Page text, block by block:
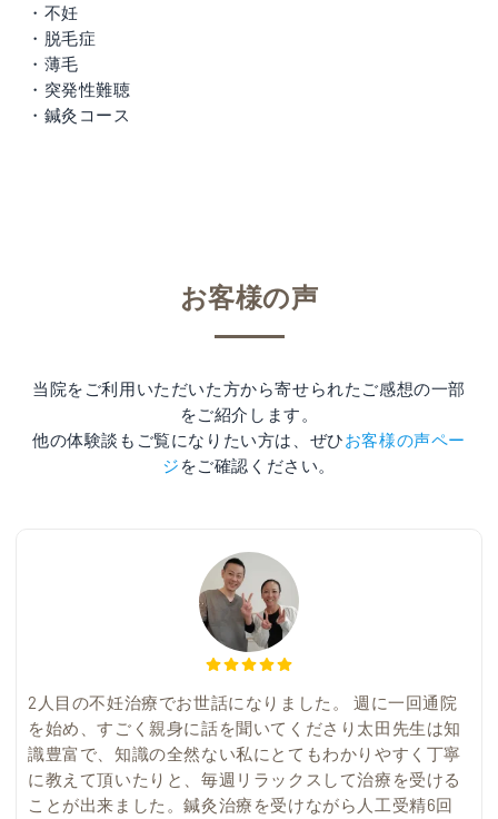
・不妊
・脱毛症
・薄毛
・突発性難聴
・鍼灸コース
お客様の声
当院をご利用いただいた方から寄せられたご感想の一部
をご紹介します。
他の体験談もご覧になりたい方は、ぜひお客様の声ペー
ジ をご確認ください。
2人目の不妊治療でお世話になりました。 週に一回通院
を始め、すごく親身に話を聞いてくださり太田先生は知
識豊富で、知識の全然ない私にとてもわかりやすく丁寧
に教えて頂いたりと、毎週リラックスして治療を受ける
ことが出来ました。鍼灸治療を受けながら人工受精6回